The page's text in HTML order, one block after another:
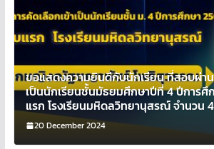
ขอแสดงความยินดีกับนักเรียน ที่สอบผ่าน
เป็นนักเรียนชั้นมัธยมศึกษาปีที่ 4 ปีการศึ
แรก โรงเรียนมหิดลวิทยานุสรณ์ จำนวน
20 December 2024